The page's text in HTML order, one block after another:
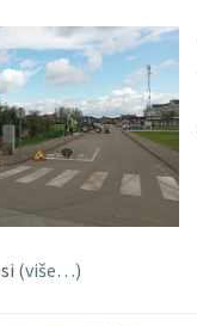
(više…)